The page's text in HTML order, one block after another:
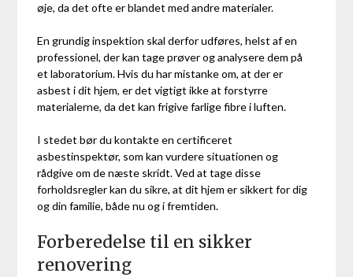
øje, da det ofte er blandet med andre materialer.
En grundig inspektion skal derfor udføres, helst af en
professionel, der kan tage prøver og analysere dem på
et laboratorium. Hvis du har mistanke om, at der er
asbest i dit hjem, er det vigtigt ikke at forstyrre
materialerne, da det kan frigive farlige fibre i luften.
I stedet bør du kontakte en certificeret
asbestinspektør, som kan vurdere situationen og
rådgive om de næste skridt. Ved at tage disse
forholdsregler kan du sikre, at dit hjem er sikkert for dig
og din familie, både nu og i fremtiden.
Forberedelse til en sikker
renovering